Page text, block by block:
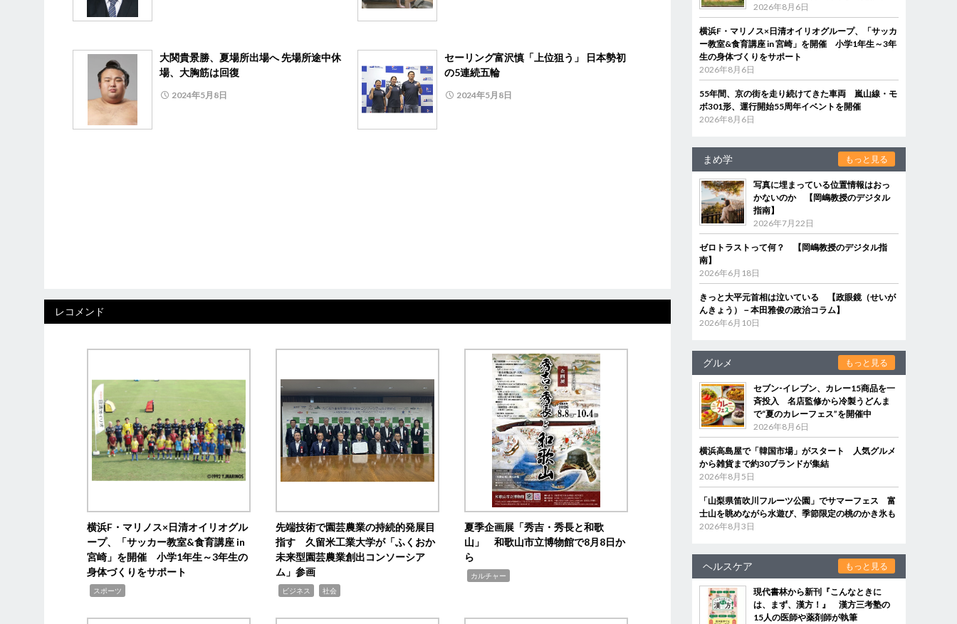
大関貴景勝、夏場所出場へ 先場所途中休
場、大胸筋は回復
2024年5月8日
セーリング富沢慎「上位狙う」 日本勢初
の5連続五輪
2024年5月8日
レコメンド
横浜F・マリノス×日清オイリオグル
ープ、「サッカー教室&食育講座 in
宮崎」を開催 小学1年生～3年生の
身体づくりをサポート
スポーツ
先端技術で園芸農業の持続的発展目
指す 久留米工業大学が「ふくおか
未来型園芸農業創出コンソーシア
ム」参画
ビジネス 社会
夏季企画展「秀吉・秀長と和歌
山」 和歌山市立博物館で8月8日か
ら
カルチャー
2026年8月6日
横浜F・マリノス×日清オイリオグループ、「サッカ
ー教室&食育講座 in 宮崎」を開催 小学1年生～3年
生の身体づくりをサポート
2026年8月6日
55年間、京の街を走り続けてきた車両 嵐山線・モ
ボ301形、運行開始55周年イベントを開催
2026年8月6日
まめ学 もっと見る
写真に埋まっている位置情報はおっ
かないのか 【岡嶋教授のデジタル
指南】
2026年7月22日
ゼロトラストって何？ 【岡嶋教授のデジタル指
南】
2026年6月18日
きっと大平元首相は泣いている 【政眼鏡（せいが
んきょう）－本田雅俊の政治コラム】
2026年6月10日
グルメ もっと見る
セブン‐イレブン、カレー15商品を一
斉投入 名店監修から冷製うどんま
で“夏のカレーフェス”を開催中
2026年8月6日
横浜高島屋で「韓国市場」がスタート 人気グルメ
から雑貨まで約30ブランドが集結
2026年8月5日
「山梨県笛吹川フルーツ公園」でサマーフェス 富
士山を眺めながら水遊び、季節限定の桃のかき氷も
2026年8月3日
ヘルスケア もっと見る
現代書林から新刊『こんなときに
は、まず、漢方！』 漢方三考塾の
15人の医師や薬剤師が執筆